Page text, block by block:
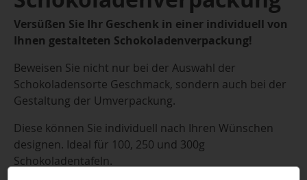
Versüßen Sie Ihr Geschenk in einer individuell von
Ihnen gestalteten Schokoladenverpackung!
Beweisen Sie nicht nur bei der Auswahl der
Schokoladensorte Geschmack, sondern auch bei der
Gestaltung der Umverpackung.
Diese können Sie individuell nach Ihren Wünschen
designen. Ideal für 100, 250 und 300g
Schokoladentafeln.